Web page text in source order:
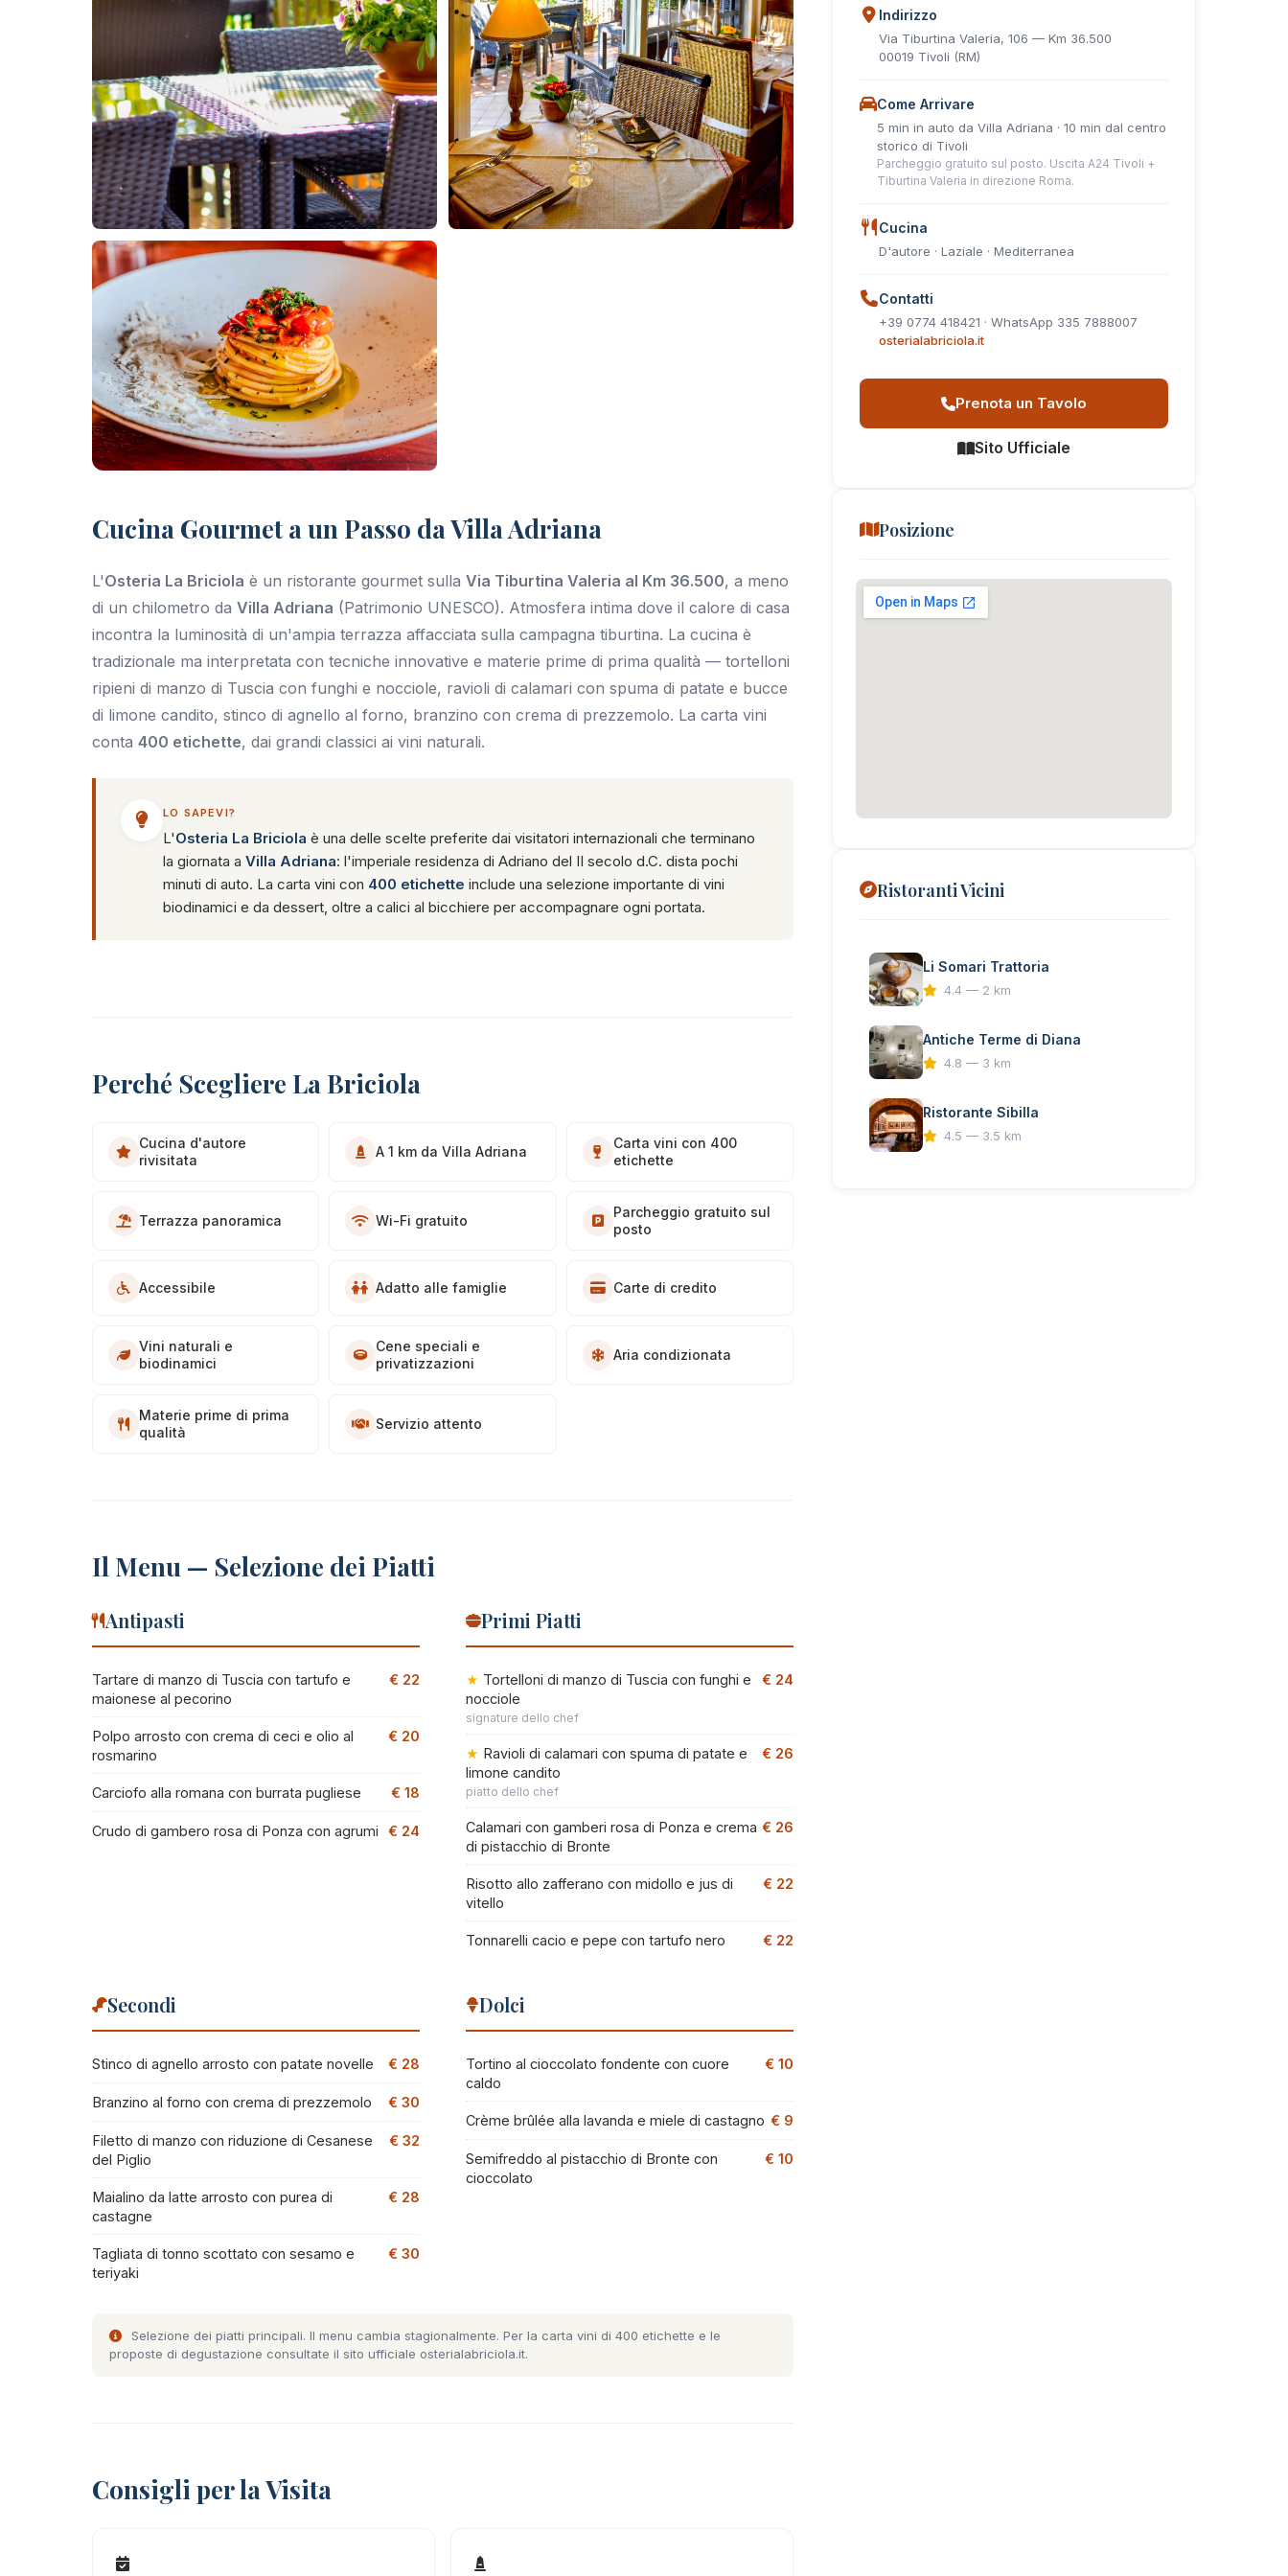
Cucina Gourmet a un Passo da Villa Adriana
L'Osteria La Briciola è un ristorante gourmet sulla Via Tiburtina Valeria al Km 36.500, a meno
di un chilometro da Villa Adriana (Patrimonio UNESCO). Atmosfera intima dove il calore di casa
incontra la luminosità di un'ampia terrazza affacciata sulla campagna tiburtina. La cucina è
tradizionale ma interpretata con tecniche innovative e materie prime di prima qualità — tortelloni
ripieni di manzo di Tuscia con funghi e nocciole, ravioli di calamari con spuma di patate e bucce
di limone candito, stinco di agnello al forno, branzino con crema di prezzemolo. La carta vini
conta 400 etichette, dai grandi classici ai vini naturali.
LO SAPEVI?
L'Osteria La Briciola è una delle scelte preferite dai visitatori internazionali che terminano
la giornata a Villa Adriana: l'imperiale residenza di Adriano del II secolo d.C. dista pochi
minuti di auto. La carta vini con 400 etichette include una selezione importante di vini
biodinamici e da dessert, oltre a calici al bicchiere per accompagnare ogni portata.
Perché Scegliere La Briciola
Cucina d'autore
rivisitata
A 1 km da Villa Adriana
Carta vini con 400
etichette
Terrazza panoramica Wi-Fi gratuito
Parcheggio gratuito sul
posto
Accessibile Adatto alle famiglie Carte di credito
Vini naturali e
biodinamici
Cene speciali e
privatizzazioni
Aria condizionata
Materie prime di prima
qualità
Servizio attento
Il Menu — Selezione dei Piatti
Antipasti
Tartare di manzo di Tuscia con tartufo e
maionese al pecorino
€ 22
Polpo arrosto con crema di ceci e olio al
rosmarino
€ 20
Carciofo alla romana con burrata pugliese € 18
Crudo di gambero rosa di Ponza con agrumi € 24
Primi Piatti
Tortelloni di manzo di Tuscia con funghi e
nocciole
signature dello chef
€ 24
Ravioli di calamari con spuma di patate e
limone candito
piatto dello chef
€ 26
Calamari con gamberi rosa di Ponza e crema
di pistacchio di Bronte
€ 26
Risotto allo zafferano con midollo e jus di
vitello
€ 22
Tonnarelli cacio e pepe con tartufo nero € 22
Secondi
Stinco di agnello arrosto con patate novelle € 28
Branzino al forno con crema di prezzemolo € 30
Filetto di manzo con riduzione di Cesanese
del Piglio
€ 32
Maialino da latte arrosto con purea di
castagne
€ 28
Tagliata di tonno scottato con sesamo e
teriyaki
€ 30
Dolci
Tortino al cioccolato fondente con cuore
caldo
€ 10
Crème brûlée alla lavanda e miele di castagno € 9
Semifreddo al pistacchio di Bronte con
cioccolato
€ 10
Selezione dei piatti principali. Il menu cambia stagionalmente. Per la carta vini di 400 etichette e le
proposte di degustazione consultate il sito ufficiale osterialabriciola.it.
Consigli per la Visita
Indirizzo
Via Tiburtina Valeria, 106 — Km 36.500
00019 Tivoli (RM)
Come Arrivare
5 min in auto da Villa Adriana · 10 min dal centro
storico di Tivoli
Parcheggio gratuito sul posto. Uscita A24 Tivoli +
Tiburtina Valeria in direzione Roma.
Cucina
D'autore · Laziale · Mediterranea
Contatti
+39 0774 418421 · WhatsApp 335 7888007
osterialabriciola.it
Prenota un Tavolo
Sito Ufficiale
Posizione
Ristoranti Vicini
Li Somari Trattoria
4.4 — 2 km
Antiche Terme di Diana
4.8 — 3 km
Ristorante Sibilla
4.5 — 3.5 km